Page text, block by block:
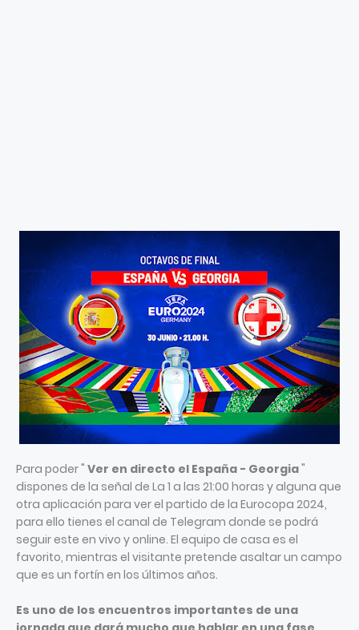
Para poder " Ver en directo el España - Georgia"
dispones de la señal de La 1 a las 21:00 horas y alguna que
otra aplicación para ver el partido de la Eurocopa 2024,
para ello tienes el canal de Telegram donde se podrá
seguir este en vivo y online. El equipo de casa es el
favorito, mientras el visitante pretende asaltar un campo
que es un fortín en los últimos años.
Es uno de los encuentros importantes de una